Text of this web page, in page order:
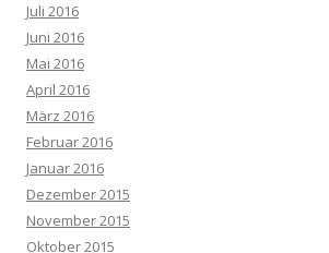
Juli 2016
Juni 2016
Mai 2016
April 2016
März 2016
Februar 2016
Januar 2016
Dezember 2015
November 2015
Oktober 2015